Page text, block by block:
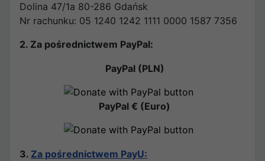
Dolina 47/1a 80-286 Gdańsk
Nr rachunku: 05 1240 1242 1111 0000 1587 7356
2. Za pośrednictwem PayPal:
PayPal (PLN)
PayPal € (Euro)
3. Za pośrednictwem PayU: